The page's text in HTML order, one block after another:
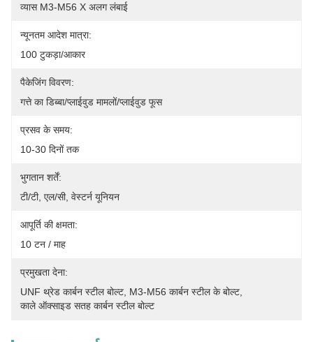
व्यास M3-M56 X अलग लंबाई
न्यूनतम आदेश मात्रा:
100 टुकड़ा/आकार
पैकेजिंग विवरण:
गत्ते का डिब्बा/प्लाईवुड मामलों/प्लाईवुड फूस
प्रसव के समय:
10-30 दिनों तक
भुगतान शर्तें:
टी/टी, एल/सी, वेस्टर्न यूनियन
आपूर्ति की क्षमता:
10 टन / माह
प्रमुखता देना:
UNF थ्रेड कार्बन स्टील बोल्ट M3-M56 कार्बन स्टील के बोल्ट
काले ऑक्साइड सतह कार्बन स्टील बोल्ट